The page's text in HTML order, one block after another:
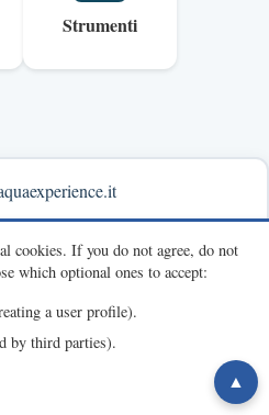
Strumenti
contacts
cookies. If you do not agree, do not
which optional ones to accept:
a user profile).
by third parties).
▲